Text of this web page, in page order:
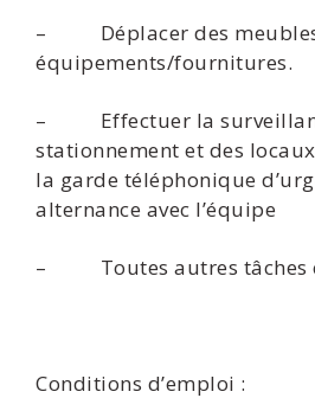
– Déplacer des meubles
équipements/fournitures.
– Effectuer la
stationnement et des
la garde téléphonique
alternance avec l’équipe
– Toutes autres tâches
Conditions d’emploi :